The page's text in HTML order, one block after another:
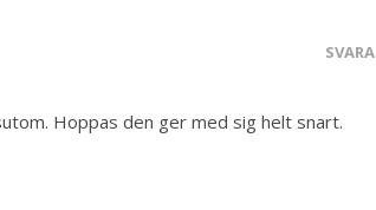
SVARA
Hoppas den ger med sig helt snart.